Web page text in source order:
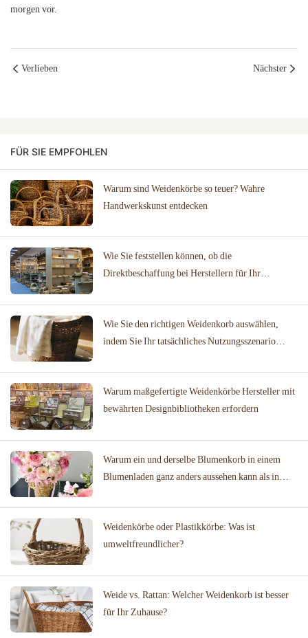
morgen vor.
Verlieben Nächster
FÜR SIE EMPFOHLEN
Warum sind Weidenkörbe so teuer? Wahre
Handwerkskunst entdecken
Wie Sie feststellen können, ob die
Direktbeschaffung bei Herstellern für Ihr
Wie Sie den richtigen Weidenkorb auswählen,
indem Sie Ihr tatsächliches Nutzungsszenario
Warum maßgefertigte Weidenkörbe Hersteller mit
bewährten Designbibliotheken erfordern
Warum ein und derselbe Blumenkorb in einem
Blumenladen ganz anders aussehen kann als in
Weidenkörbe oder Plastikkörbe: Was ist
umweltfreundlicher?
Weide vs. Rattan: Welcher Weidenkorb ist besser
für Ihr Zuhause?